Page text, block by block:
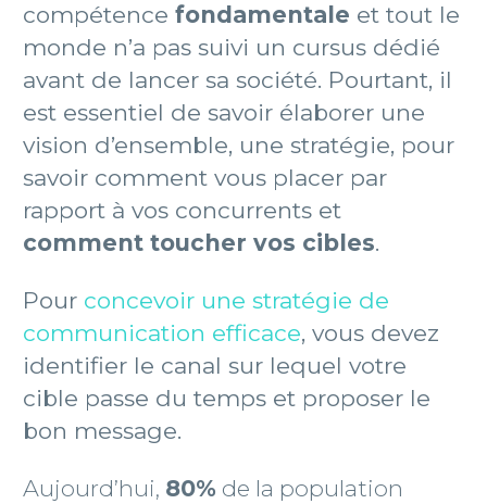
compétence fondamentale et tout le
monde n’a pas suivi un cursus dédié
avant de lancer sa société. Pourtant, il
est essentiel de savoir élaborer une
vision d’ensemble, une stratégie, pour
savoir comment vous placer par
rapport à vos concurrents et
comment toucher vos cibles.
Pour concevoir une stratégie de
communication efficace, vous devez
identifier le canal sur lequel votre
cible passe du temps et proposer le
bon message.
Aujourd’hui, 80% de la population